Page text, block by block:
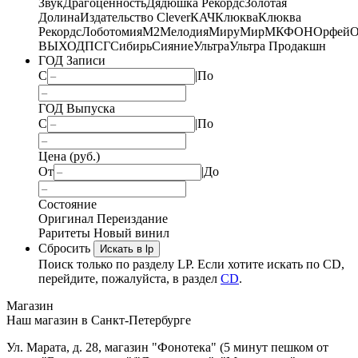
ЗвукДрагоценностьДядюшка РекордсЗолотая
ДолинаИздательство CleverКАЧКлюкваКлюква
РекордсЛоботомияМ2МелодияМируМирМКФОНОрфей
ВЫХОДПСГСибирьСияниеУльтраУльтра Продакшн
ГОД Записи
С
|По
ГОД Выпуска
С
|По
Цена (руб.)
От
|До
Состояние
Оригинал Переиздание
Раритеты Новый винил
Сбросить
Искать в lp
Поиск только по разделу LP. Если хотите искать по CD,
перейдите, пожалуйста, в раздел CD.
Магазин
Наш магазин в Санкт-Петербурге
Ул. Марата, д. 28, магазин "Фонотека" (5 минут пешком от